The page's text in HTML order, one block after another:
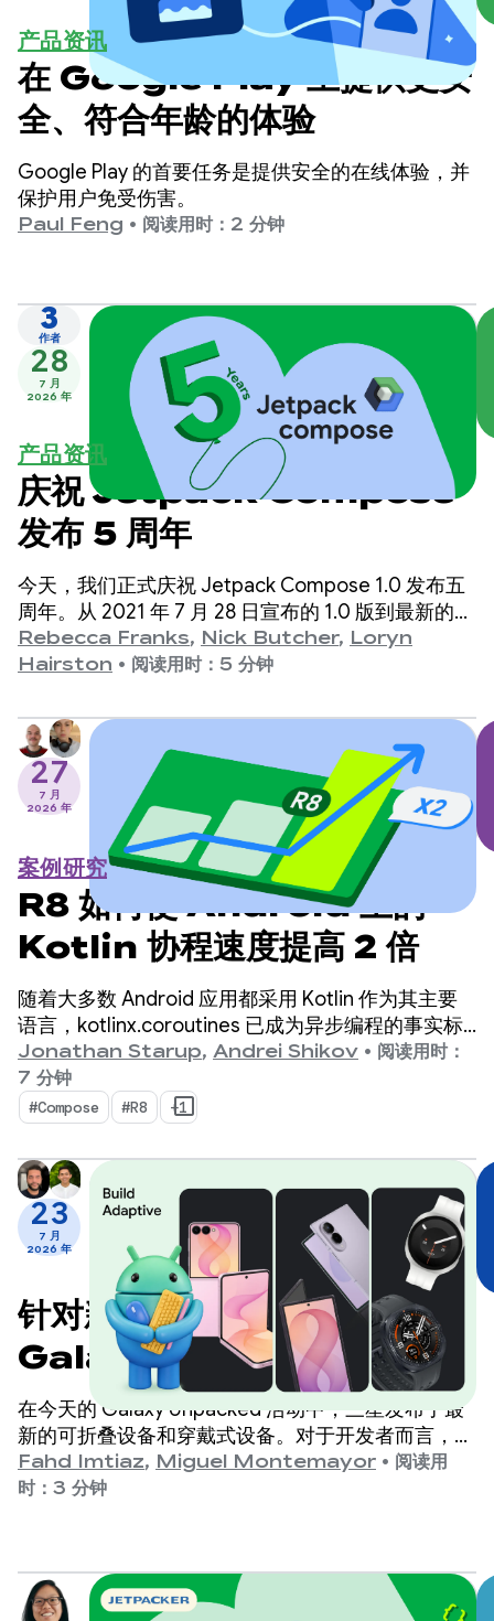
产品资讯
在 Google Play 上提供更安
全、符合年龄的体验
Google Play 的首要任务是提供安全的在线体验，并
保护用户免受伤害。
Paul Feng • 阅读用时：2 分钟
3
作者
28
7 月
2026 年
产品资讯
庆祝 Jetpack Compose
发布 5 周年
今天，我们正式庆祝 Jetpack Compose 1.0 发布五
周年。从 2021 年 7 月 28 日宣布的 1.0 版到最新的
1.11 版，我们看到这些 API 在过去几年中取得了显著
的进步，因此我们特意抽出时间来庆祝一下。
Rebecca Franks, Nick Butcher, Loryn
Hairston • 阅读用时：5 分钟
27
7 月
2026 年
案例研究
R8 如何使 Android 上的
Kotlin 协程速度提高 2 倍
随着大多数 Android 应用都采用 Kotlin 作为其主要
语言，kotlinx.coroutines 已成为异步编程的事实标
准。该库提供了一种设计合理且结构化的方式来管理
Kotlin 原生的并发数据流。
Jonathan Starup, Andrei Shikov • 阅读用时：
7 分钟
#Compose #R8 +1
23
7 月
2026 年
针对新一代 Samsung
Galaxy 设备优化您的应用
在今天的 Galaxy Unpacked 活动中，三星发布了最
新的可折叠设备和穿戴式设备。对于开发者而言，这
意味着应用需要支持的外形规格、屏幕尺寸和设备姿
态再次增多。
Fahd Imtiaz, Miguel Montemayor • 阅读用
时：3 分钟